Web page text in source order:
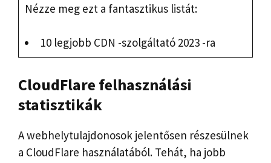
Nézze meg ezt a fantasztikus listát:
10 legjobb CDN -szolgáltató 2023 -ra
CloudFlare felhasználási
statisztikák
A webhelytulajdonosok jelentősen részesülnek
a CloudFlare használatából. Tehát, ha jobb